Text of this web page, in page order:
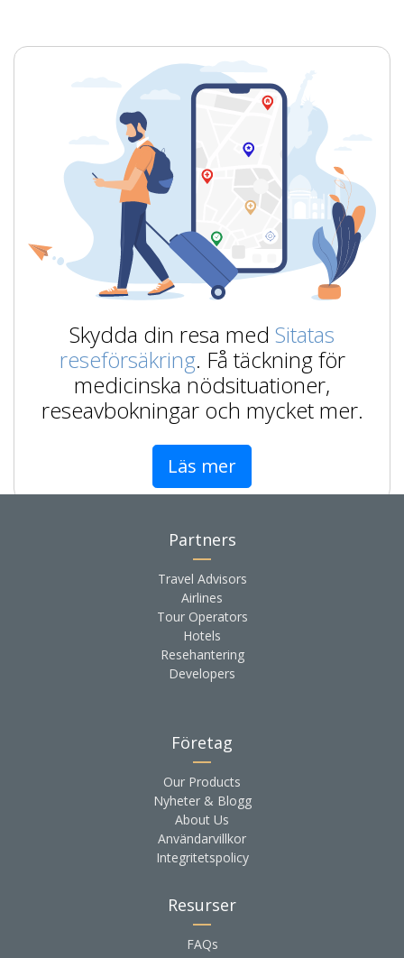
Skydda din resa med Sitatas
reseförsäkring. Få täckning för
medicinska nödsituationer,
reseavbokningar och mycket mer.
Läs mer
Partners
Travel Advisors
Airlines
Tour Operators
Hotels
Resehantering
Developers
Företag
Our Products
Nyheter & Blogg
About Us
Användarvillkor
Integritetspolicy
Resurser
FAQs